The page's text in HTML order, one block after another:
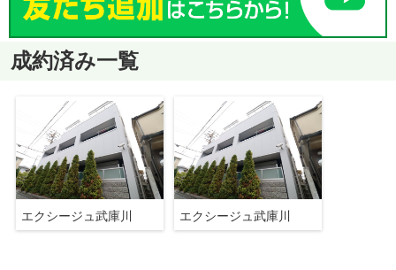
成約済み一覧
エクシージュ武庫川 エクシージュ武庫川